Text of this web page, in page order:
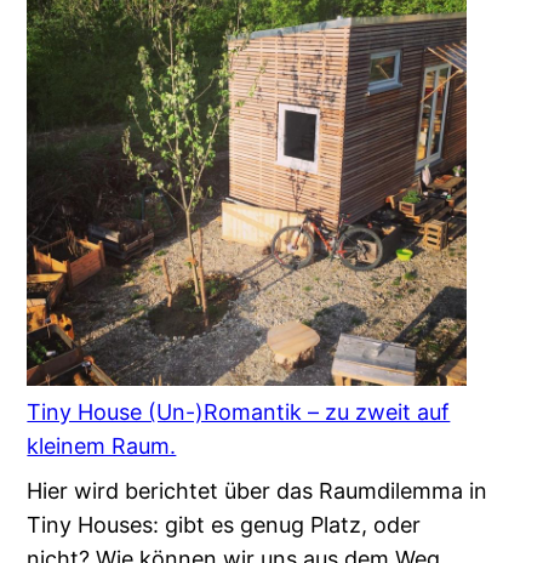
Tiny House (Un-)Romantik – zu zweit auf
kleinem Raum.
Hier wird berichtet über das Raumdilemma in
Tiny Houses: gibt es genug Platz, oder